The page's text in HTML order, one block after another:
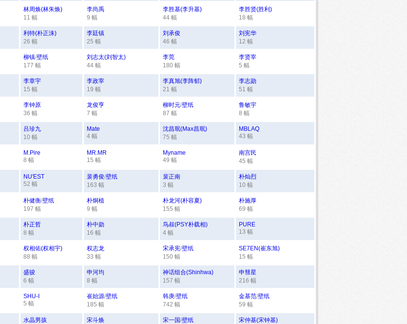
林周焕(林朱焕)
11 幅
李尚禹
9 幅
李胜基(李升基)
44 幅
李胜贤(胜利)
18 幅
利特(朴正洙)
26 幅
李廷镇
25 幅
刘承俊
46 幅
刘宪华
12 幅
柳镇/壁纸
177 幅
刘志太(刘智太)
44 幅
李莞
180 幅
李贤宰
5 幅
李章宇
15 幅
李政宰
19 幅
李真旭(李阵郁)
21 幅
李志勋
51 幅
李钟原
36 幅
龙俊亨
7 幅
柳时元/壁纸
87 幅
鲁敏宇
8 幅
吕珍九
10 幅
Mate
4 幅
沈昌珉(Max昌珉)
75 幅
MBLAQ
43 幅
M.Pire
8 幅
MR.MR
15 幅
Myname
49 幅
南宫民
45 幅
NU'EST
52 幅
裴勇俊/壁纸
163 幅
裴正南
3 幅
朴灿烈
10 幅
朴健衡/壁纸
197 幅
朴炯植
9 幅
朴龙河(朴容夏)
155 幅
朴施厚
69 幅
朴正哲
8 幅
朴中勋
16 幅
鸟叔(PSY朴载相)
4 幅
PURE
13 幅
权相佑(权相宇)
88 幅
权志龙
33 幅
宋承宪/壁纸
150 幅
SE7EN(崔东旭)
15 幅
盛骏
6 幅
申河均
8 幅
神话组合(Shinhwa)
157 幅
申彗星
216 幅
SHU-I
5 幅
崔始源/壁纸
185 幅
韩庚/壁纸
742 幅
金基范/壁纸
59 幅
水晶男孩
宋斗焕
宋一国/壁纸
宋仲基(宋钟基)